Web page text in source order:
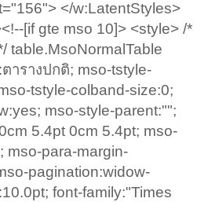
</w:LatentStyles>
[if gte mso 10]> <style> /*
table.MsoNormalTable
ารางปกติ; mso-tstyle-
tstyle-colband-size:0;
mso-style-parent:"";
5.4pt 0cm 5.4pt; mso-
mso-para-margin-
pagination:widow-
font-family:"Times